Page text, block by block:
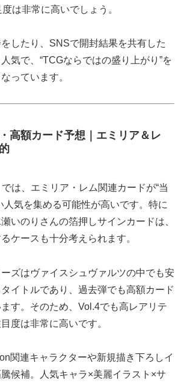
は非常に高いでしょう。
したり、SNSで開封結果を共有した
気で、“TCGならではの盛り上がり”を
っています。
高額カード予想｜エミリア＆レ
では、エミリア・レム関連カードが“当
人気を集める可能性が高いです。特に
いのりさんの箔押しサインカードは、
ケースも十分考えられます。
ズはヴァイスシュヴァルツの中でも安
イトルであり、過去弾でも高額カード
す。そのため、Vol.4でも高レアリテ
度は非常に高いです。
関連キャラクターや新規描き下ろしイ
候補。人気キャラ×美麗イラスト×サ